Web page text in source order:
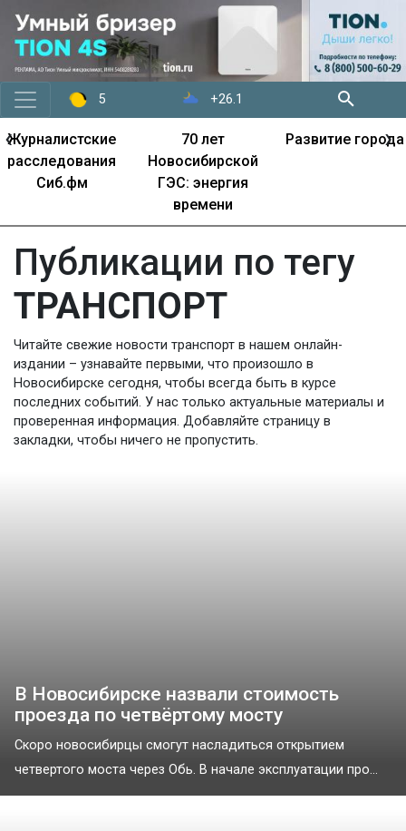
5 +26.1
Журналистские
расследования
Сиб.фм
70 лет
Новосибирской
ГЭС: энергия
времени
Развитие города
‹ ›
Публикации по тегу
ТРАНСПОРТ
Читайте свежие новости транспорт в нашем онлайн-
издании – узнавайте первыми, что произошло в
Новосибирске сегодня, чтобы всегда быть в курсе
последних событий. У нас только актуальные материалы и
проверенная информация. Добавляйте страницу в
закладки, чтобы ничего не пропустить.
В Новосибирске назвали стоимость
проезда по четвёртому мосту
Скоро новосибирцы смогут насладиться открытием
четвертого моста через Обь. В начале эксплуатации про...